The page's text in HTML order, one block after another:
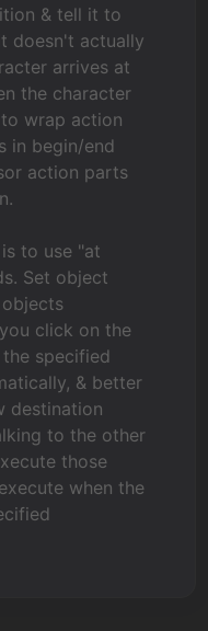
& tell it to
doesn't actually
arrives at
the character
wrap action
in begin/end
action parts
to use "at
Set object
click on the
specified
& better
destination
to the other
those
when the